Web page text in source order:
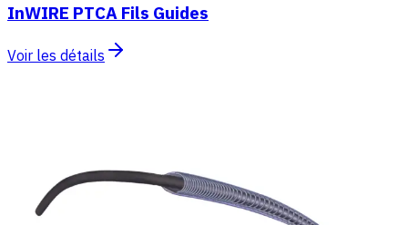
InWIRE PTCA Fils Guides
Voir les détails